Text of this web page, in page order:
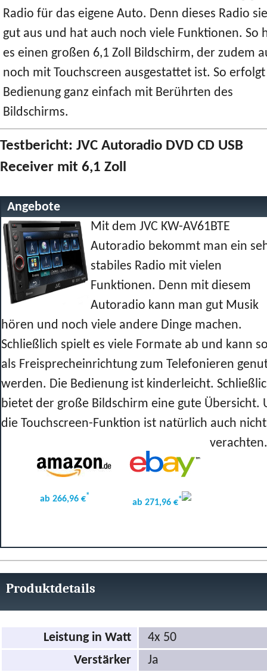
Radio für das eigene Auto. Denn dieses Radio
gut aus und hat auch noch viele Funktionen. So
es einen großen 6,1 Zoll Bildschirm, der zudem
noch mit Touchscreen ausgestattet ist. So
Bedienung ganz einfach mit Berührten des
Bildschirms.
Testbericht: JVC Autoradio DVD CD USB
Receiver mit 6,1 Zoll
Angebote
Mit dem JVC KW-AV61BTE
Autoradio bekommt man ein
stabiles Radio mit vielen
Funktionen. Denn mit diesem
Autoradio kann man gut Musik
hören und noch viele andere Dinge machen.
Schließlich spielt es viele Formate ab und kann
als Freisprecheinrichtung zum Telefonieren
werden. Die Bedienung ist kinderleicht.
bietet der große Bildschirm eine gute Übersicht.
die Touchscreen-Funktion ist natürlich auch
verachten.
ab 266,96 €*
ab 271,96 €*
Produktdetails
Leistung in Watt
4x 50
Verstärker
Ja